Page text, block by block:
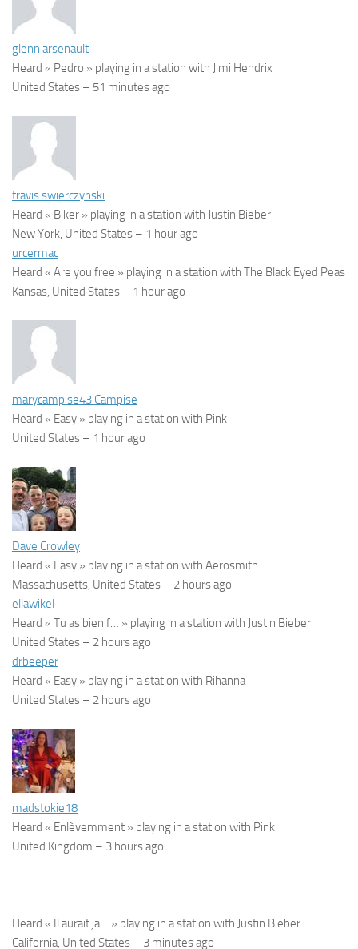
glenn arsenault
Heard « Pedro » playing in a station with Jimi Hendrix
United States – 51 minutes ago
travis.swierczynski
Heard « Biker » playing in a station with Justin Bieber
New York, United States – 1 hour ago
urcermac
Heard « Are you free » playing in a station with The Black Eyed Peas
Kansas, United States – 1 hour ago
marycampise43 Campise
Heard « Easy » playing in a station with Pink
United States – 1 hour ago
Dave Crowley
Heard « Easy » playing in a station with Aerosmith
Massachusetts, United States – 2 hours ago
ellawikel
Heard « Tu as bien f… » playing in a station with Justin Bieber
United States – 2 hours ago
drbeeper
Heard « Easy » playing in a station with Rihanna
United States – 2 hours ago
madstokie18
Heard « Enlèvemment » playing in a station with Pink
United Kingdom – 3 hours ago
Heard « Il aurait ja… » playing in a station with Justin Bieber
California, United States – 3 minutes ago